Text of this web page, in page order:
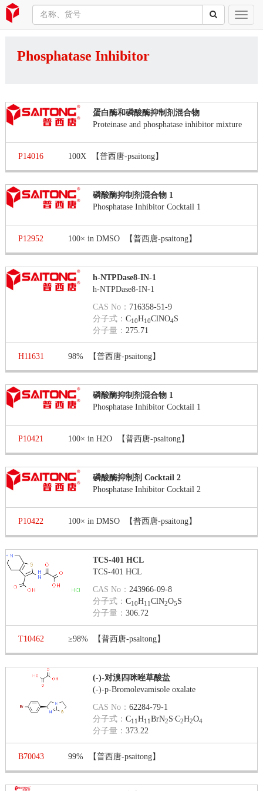
Phosphatase Inhibitor
蛋白酶和磷酸酶抑制剂混合物
Proteinase and phosphatase inhibitor mixture
P14016 100X 【普西唐-psaitong】
磷酸酶抑制剂混合物 1
Phosphatase Inhibitor Cocktail 1
P12952 100× in DMSO 【普西唐-psaitong】
h-NTPDase8-IN-1
h-NTPDase8-IN-1
CAS No： 716358-51-9
分子式：C10H10ClNO4S
分子量：275.71
H11631 98% 【普西唐-psaitong】
磷酸酶抑制剂混合物 1
Phosphatase Inhibitor Cocktail 1
P10421 100× in H2O 【普西唐-psaitong】
磷酸酶抑制剂 Cocktail 2
Phosphatase Inhibitor Cocktail 2
P10422 100× in DMSO 【普西唐-psaitong】
TCS-401 HCL
TCS-401 HCL
CAS No：243966-09-8
分子式：C10H11ClN2O5S
分子量：306.72
T10462 ≥98% 【普西唐-psaitong】
(-)-对溴四咪唑草酸盐
(-)-p-Bromolevamisole oxalate
CAS No：62284-79-1
分子式：C11H11BrN2S .C2H2O4
分子量：373.22
B70043 99% 【普西唐-psaitong】